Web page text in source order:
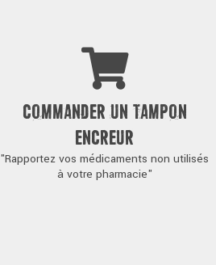
COMMANDER UN TAMPON
ENCREUR
"Rapportez vos médicaments non utilisés
à votre pharmacie"